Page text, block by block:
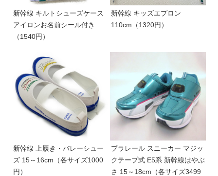
新幹線 キルトシューズケース
アイロンお名前シール付き
（1540円）
新幹線 キッズエプロン
110cm（1320円）
新幹線 上履き・バレーシュー
ズ 15～16cm（各サイズ1000
円）
プラレール スニーカー マジッ
クテープ式 E5系 新幹線はやぶ
さ 15～18cm（各サイズ3499